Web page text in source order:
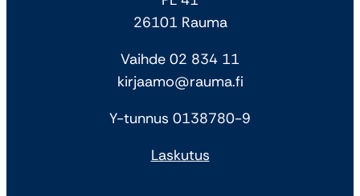
26101 Rauma
Vaihde 02 834 11
kirjaamo@rauma.fi
Y-tunnus 0138780-9
Laskutus